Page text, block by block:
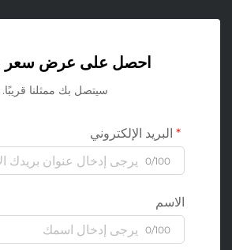
احصل على عرض سعر
سيتصل بك ممثلنا قريبًا.
البريد الإلكتروني
0/100
الاسم
0/100